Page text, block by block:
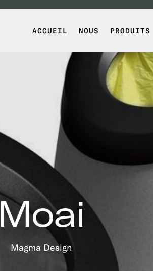
ACCUEIL NOUS PRODUITS
Moai
Magma Design